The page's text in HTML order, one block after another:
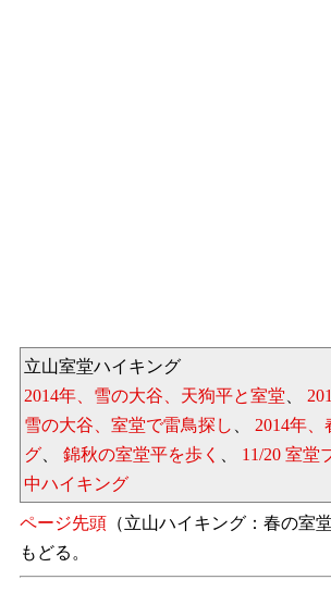
立山室堂ハイキング
2014年、雪の大谷、天狗平と室堂
雪の大谷、室堂で雷鳥探し
2014年
グ
錦秋の室堂平を歩く 11/20 室堂
中ハイキング
ページ先頭 （立山ハイキング：春の室
もどる。